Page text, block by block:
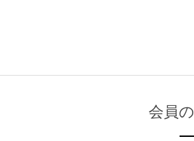
会員